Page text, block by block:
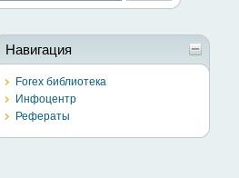
Навигация
Forex библиотека
Инфоцентр
Рефераты